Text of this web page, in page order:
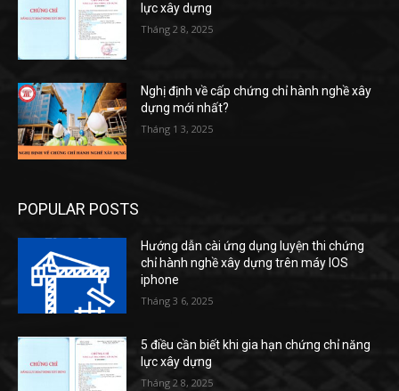
lực xây dựng
Tháng 2 8, 2025
Nghị định về cấp chứng chỉ hành nghề xây
dựng mới nhất?
Tháng 1 3, 2025
POPULAR POSTS
Hướng dẫn cài ứng dụng luyện thi chứng
chỉ hành nghề xây dựng trên máy IOS
iphone
Tháng 3 6, 2025
5 điều cần biết khi gia hạn chứng chỉ năng
lực xây dựng
Tháng 2 8, 2025